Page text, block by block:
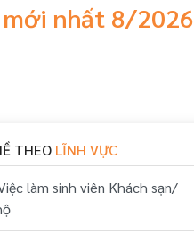
mới nhất 8/2026
THEO LĨNH VỰC
làm sinh viên Khách sạn/